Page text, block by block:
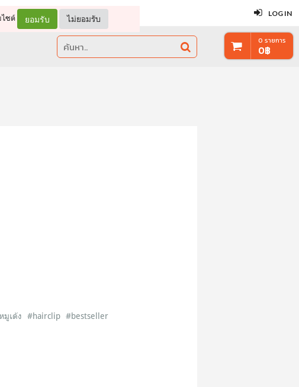
ปิดLOG IN
ไซต์ ยอมรับ ไม่ยอมรับ
0 รายการ
0฿
มูเด้ง #hairclip #bestseller